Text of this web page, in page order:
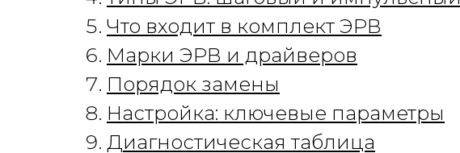
Что входит в комплект ЭРВ
Марки ЭРВ и драйверов
Порядок замены
Настройка: ключевые параметры
Диагностическая таблица